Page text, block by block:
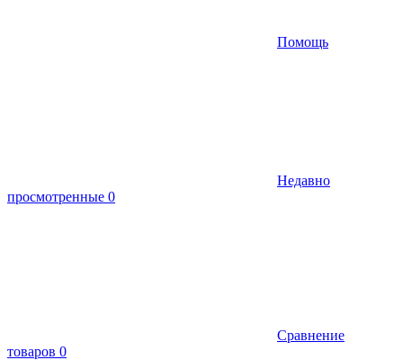
Помощь
Недавно
просмотренные 0
Сравнение
товаров 0